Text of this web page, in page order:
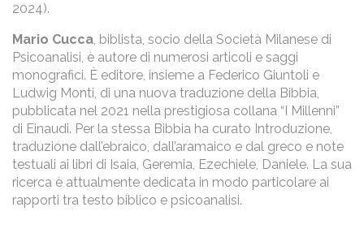
2024).
Mario Cucca , biblista, socio della Società Milanese di
Psicoanalisi, è autore di numerosi articoli e saggi
monografici. È editore, insieme a Federico Giuntoli e
Ludwig Monti, di una nuova traduzione della Bibbia,
pubblicata nel 2021 nella prestigiosa collana “I Millenni”
di Einaudi. Per la stessa Bibbia ha curato Introduzione,
traduzione dall’ebraico, dall’aramaico e dal greco e note
testuali ai libri di Isaia, Geremia, Ezechiele, Daniele. La sua
ricerca è attualmente dedicata in modo particolare ai
rapporti tra testo biblico e psicoanalisi.